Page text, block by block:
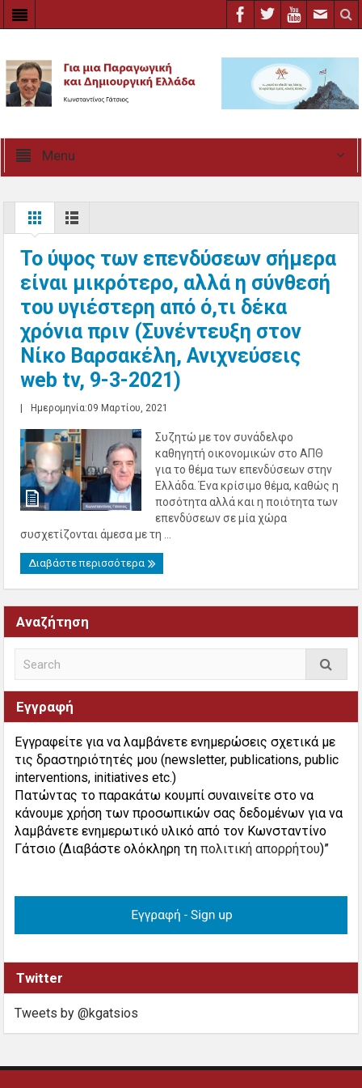
Menu
Το ύψος των επενδύσεων σήμερα
είναι μικρότερο, αλλά η σύνθεσή
του υγιέστερη από ό,τι δέκα
χρόνια πριν (Συνέντευξη στον
Νίκο Βαρσακέλη, Ανιχνεύσεις
web tv, 9-3-2021)
Ημερομηνία:09 Μαρτίου, 2021
Συζητώ με τον συνάδελφο
καθηγητή οικονομικών στο ΑΠΘ
για το θέμα των επενδύσεων στην
Ελλάδα. Ένα κρίσιμο θέμα, καθώς η
ποσότητα αλλά και η ποιότητα των
επενδύσεων σε μία χώρα
συσχετίζονται άμεσα με τη ...
Διαβάστε περισσότερα
Αναζήτηση
Εγγραφή
Εγγραφείτε για να λαμβάνετε ενημερώσεις σχετικά με
τις δραστηριότητές μου (newsletter, publications, public
interventions, initiatives etc.)
Πατώντας το παρακάτω κουμπί συναινείτε στο να
κάνουμε χρήση των προσωπικών σας δεδομένων για να
λαμβάνετε ενημερωτικό υλικό από τον Κωνσταντίνο
Γάτσιο (Διαβάστε ολόκληρη τηπολιτική απορρήτου)”
Twitter
Tweets by @kgatsios